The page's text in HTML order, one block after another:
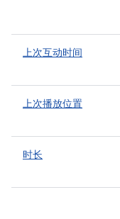
上次互动时间
上次播放位置
时长